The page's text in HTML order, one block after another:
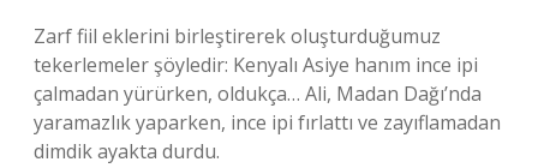
Zarf fiil eklerini birleştirerek oluşturduğumuz
tekerlemeler şöyledir: Kenyalı Asiye hanım ince ipi
çalmadan yürürken, oldukça… Ali, Madan Dağı’nda
yaramazlık yaparken, ince ipi fırlattı ve zayıflamadan
dimdik ayakta durdu.